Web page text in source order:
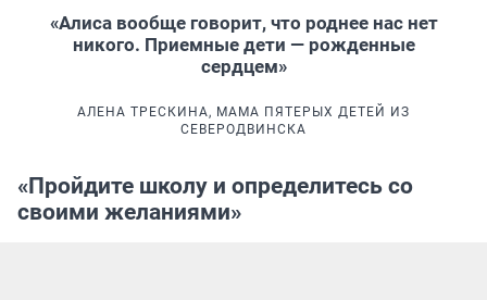
«Алиса вообще говорит, что роднее нас нет
никого. Приемные дети — рожденные
сердцем»
АЛЕНА ТРЕСКИНА, МАМА ПЯТЕРЫХ ДЕТЕЙ ИЗ
СЕВЕРОДВИНСКА
«Пройдите школу и определитесь со
своими желаниями»